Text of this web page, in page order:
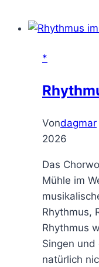
*
Vondagmar
2026
Das
Mühle im
Rhythmus,
Rhythmus
Singen
natürlich